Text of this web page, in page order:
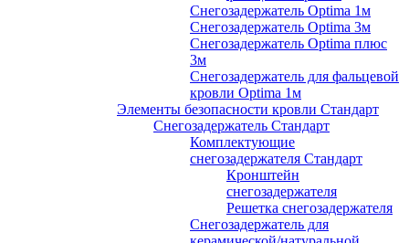
Снегозадержатель Optima 1м
Снегозадержатель Optima 3м
Снегозадержатель Optima плюс
3м
Снегозадержатель для фальцевой
кровли Optima 1м
Элементы безопасности кровли Стандарт
Снегозадержатель Стандарт
Комплектующие
снегозадержателя Стандарт
Кронштейн
снегозадержателя
Решетка снегозадержателя
Снегозадержатель для